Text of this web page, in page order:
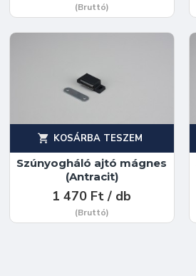
(Bruttó)
Szúnyogháló ajtó mágnes
(Antracit)
1 470 Ft / db
(Bruttó)
KOSÁRBA TESZEM